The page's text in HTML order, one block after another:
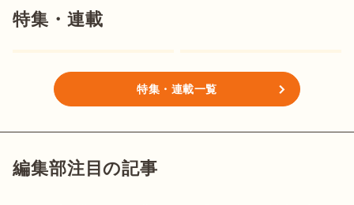
特集・連載
特集・連載一覧
編集部注目の記事